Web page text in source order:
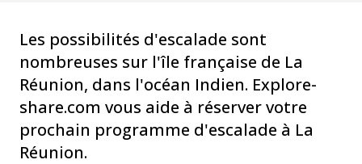
Les possibilités d'escalade sont
nombreuses sur l'île française de La
Réunion, dans l'océan Indien. Explore-
share.com vous aide à réserver votre
prochain programme d'escalade à La
Réunion.